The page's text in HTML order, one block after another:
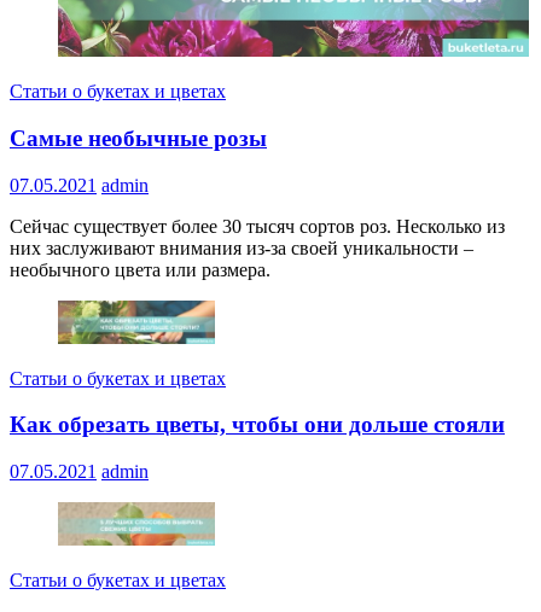
Статьи о букетах и цветах
Самые необычные розы
07.05.2021 admin
Сейчас существует более 30 тысяч сортов роз. Несколько из
них заслуживают внимания из-за своей уникальности –
необычного цвета или размера.
Статьи о букетах и цветах
Как обрезать цветы, чтобы они дольше стояли
07.05.2021 admin
Статьи о букетах и цветах